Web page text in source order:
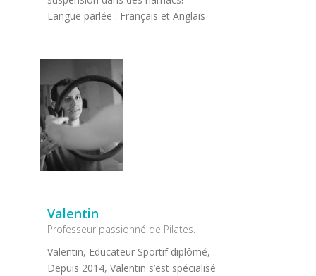
Langue parlée : Français et Anglais
Valentin
Professeur passionné de Pilates.
Valentin, Educateur Sportif diplômé,
Depuis 2014, Valentin s’est spécialisé